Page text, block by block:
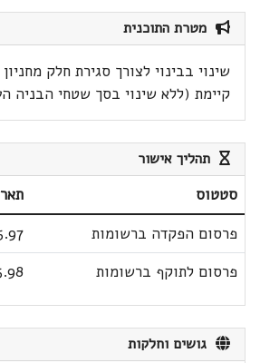
מטרת התוכנית
שינוי בבינוי לצורך סגירת חלק
קיימת (ללא שינוי בסך שטחי הבניה
תהליך אישור
סטטוס
פרסום הפקדה ברשומות
פרסום לתוקף ברשומות
גושים וחלקות